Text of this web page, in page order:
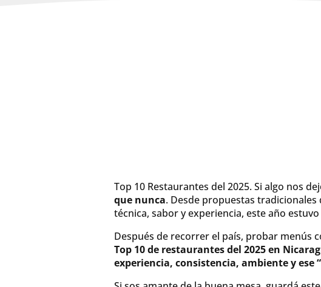
Top 10 Restaurantes del 2025. Si algo nos
que nunca. Desde propuestas
técnica, sabor y experiencia, este año
Después de recorrer el país, probar menús
Top 10 de restaurantes del 2025 en
experiencia, consistencia, ambiente y ese